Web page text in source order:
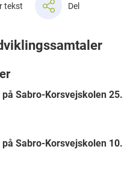
tekst Del
Sabro-Korsvejskolen 25.
Sabro-Korsvejskolen 10.